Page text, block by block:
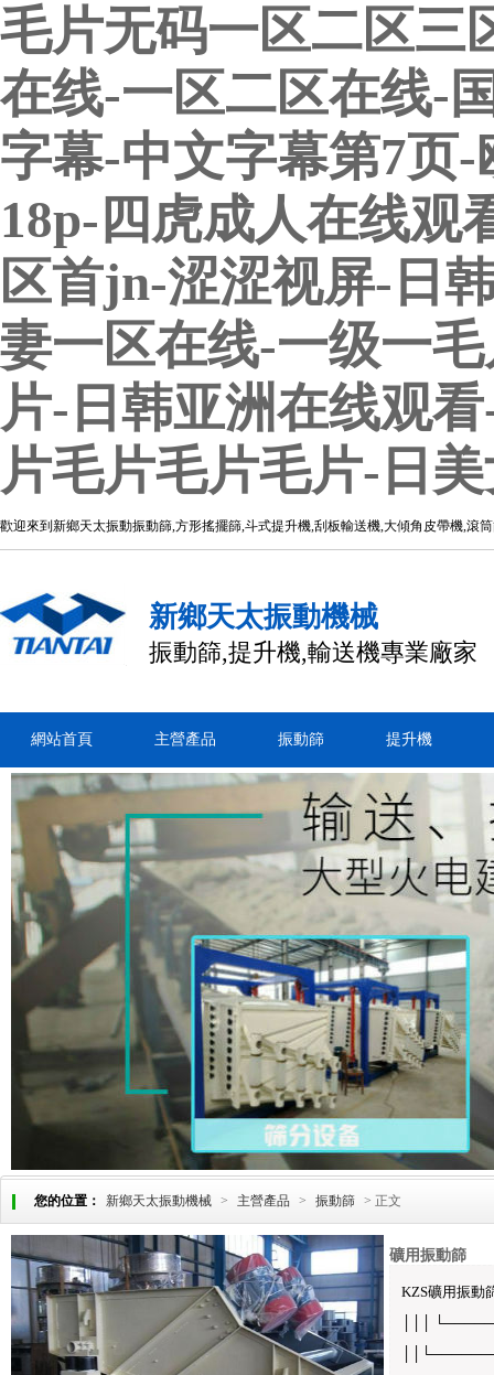
毛片无码一区二区三
在线-一区二区在线-
字幕-中文字幕第7页
18p-四虎成人在线观
区首jn-涩涩视屏-日
妻一区在线-一级一
片-日韩亚洲在线观
片毛片毛片毛片-日
歡迎來到新鄉天太振動振動篩,方形搖擺篩,斗式提升機,刮板輸送機,大傾角皮帶機,滾
新鄉天太振動機械
振動篩,提升機,輸送機專業廠家
網站首頁 主營產品 振動篩 提升機
您的位置： 新鄉天太振動機械 > 主營產品 > 振動篩 > 正文
礦用振動篩
KZS礦用振動
│││